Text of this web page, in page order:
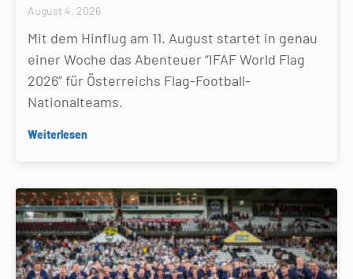
August 4, 2026
Mit dem Hinflug am 11. August startet in genau
einer Woche das Abenteuer “IFAF World Flag
2026” für Österreichs Flag-Football-
Nationalteams.
Weiterlesen